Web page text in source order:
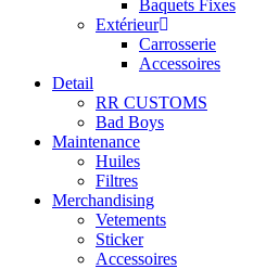
Baquets Fixes
Extérieur
Carrosserie
Accessoires
Detail
RR CUSTOMS
Bad Boys
Maintenance
Huiles
Filtres
Merchandising
Vetements
Sticker
Accessoires